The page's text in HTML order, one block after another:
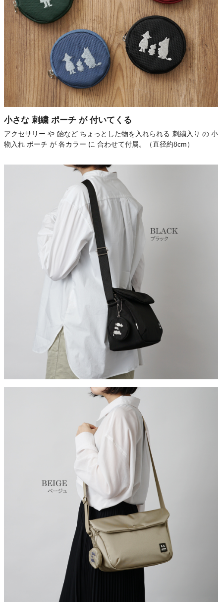
小さな 刺繍 ポーチ が 付いてくる
アクセサリー や 飴など ちょっとした物を入れられる 刺繍入り の 小
物入れ ポーチ が 各カラー に 合わせて付属。（直径約8cm）